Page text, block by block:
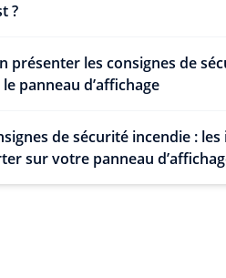
?
présenter les consignes de
panneau d’affichage
de sécurité incendie :
sur votre panneau